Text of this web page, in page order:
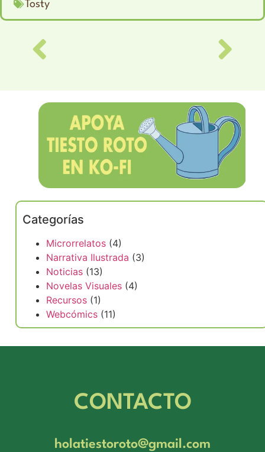
Tosty
Categorías
Microrrelatos (4)
Narrativa Ilustrada (3)
Noticias (13)
Novelas Visuales (4)
Recursos (1)
Webcómics (11)
CONTACTO
holatiestoroto@gmail.com